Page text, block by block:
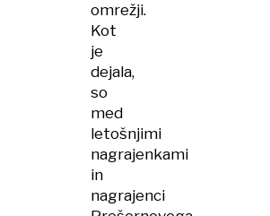
omrežji.
Kot
je
dejala,
so
med
letošnjimi
nagrajenkami
in
nagrajenci